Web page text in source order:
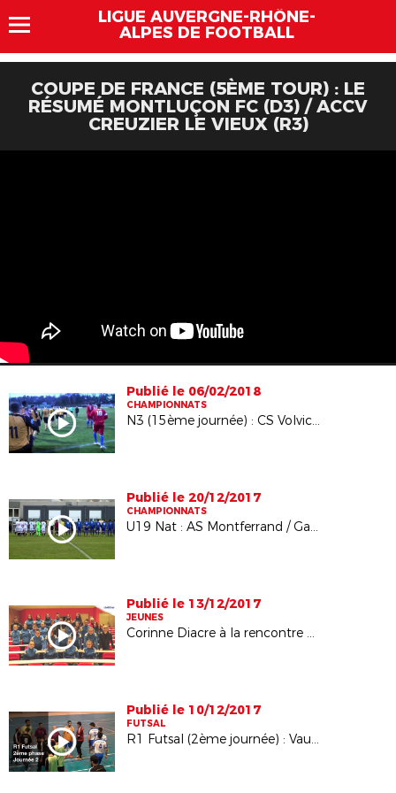
LIGUE AUVERGNE-RHÔNE-
ALPES DE FOOTBALL
COUPE DE FRANCE (5ÈME TOUR) : LE
RÉSUMÉ MONTLUÇON FC (D3) / ACCV
CREUZIER LE VIEUX (R3)
Publié le 06/02/2018
CHAMPIONNATS
N3 (15ème journée) : CS Volvic / Chambéry Savoie Foot
Publié le 20/12/2017
CHAMPIONNATS
U19 Nat : AS Montferrand / Gazelec Ajaccio, le résumé vidéo
Publié le 13/12/2017
JEUNES
Corinne Diacre à la rencontre des filles du Pôle Espoirs de Vaulx-en-Velin
Publié le 10/12/2017
FUTSAL
R1 Futsal (2ème journée) : Vaulx en Velin Futsal / ALF Futsal